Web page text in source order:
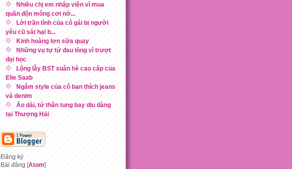
Nhiều chị em nhập viện vì mua
quần độn mông cơi nớ...
Lời trần tình của cô gái bị người
yêu cũ sát hại b...
Kinh hoàng lợn sữa quay
Những vụ tự tử đau lòng vì trượt
đại học
Lộng lẫy BST xuân hè cao cấp của
Elie Saab
Ngắm style của cô bạn thích jeans
và denim
Áo dài, tứ thân tung bay dịu dàng
tại Thượng Hải
Đăng ký
Bài đăng [Atom]